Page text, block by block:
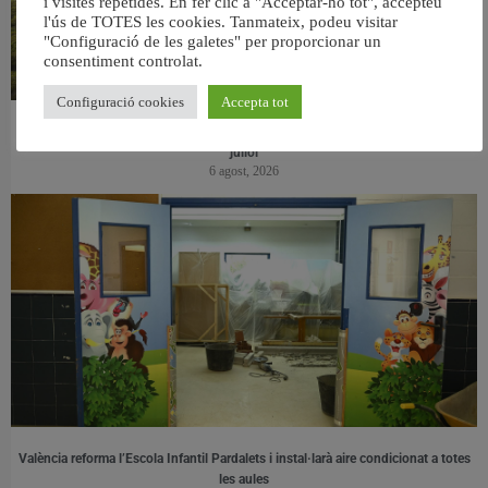
juliol
6 agost, 2026
València reforma l’Escola Infantil Pardalets i instal·larà aire condicionat a totes
les aules
l'ús de TOTES les cookies. Tanmateix, podeu visitar
"Configuració de les galetes" per proporcionar un
consentiment controlat.
Configuració cookies Accepta tot